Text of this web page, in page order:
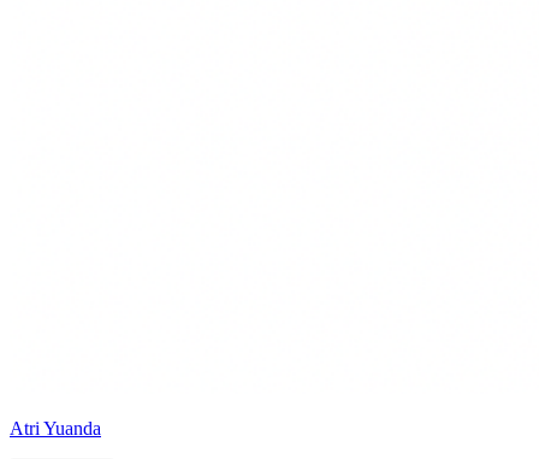
Atri Yuanda